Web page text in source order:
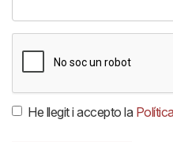
He llegit i accepto la